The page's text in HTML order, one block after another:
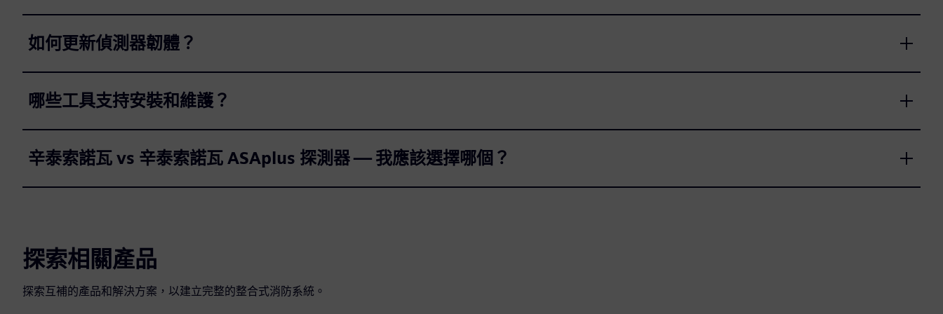
如何更新偵測器韌體？
哪些工具支持安裝和維護？
辛泰索諾瓦 vs 辛泰索諾瓦 ASAplus 探測器 — 我應該選擇哪個？
探索相關產品
探索互補的產品和解決方案，以建立完整的整合式消防系統。